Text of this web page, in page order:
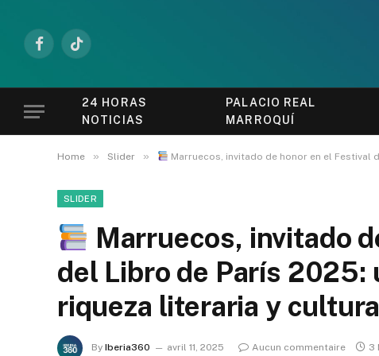
FacebookTikTok
24 HORAS
NOTICIAS
PALACIO REAL
MARROQUÍ
Home » Slider » Marruecos, invitado de honor en el Festival
SLIDER
Marruecos, invitado
del Libro de París 2025:
riqueza literaria y
By Iberia360 avril 11, 2025 Aucun commentaire 3